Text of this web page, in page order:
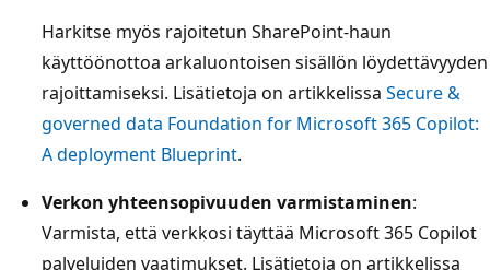
Harkitse myös rajoitetun SharePoint-haun
käyttöönottoa arkaluontoisen sisällön löydettävyyden
rajoittamiseksi. Lisätietoja on artikkelissa Secure &
governed data Foundation for Microsoft 365 Copilot:
A deployment Blueprint.
Verkon yhteensopivuuden varmistaminen:
Varmista, että verkkosi täyttää Microsoft 365 Copilot
palveluiden vaatimukset. Lisätietoja on artikkelissa